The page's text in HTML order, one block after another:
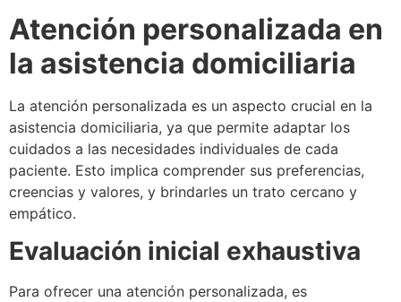
Atención personalizada en
la asistencia domiciliaria
La atención personalizada es un aspecto crucial en la
asistencia domiciliaria, ya que permite adaptar los
cuidados a las necesidades individuales de cada
paciente. Esto implica comprender sus preferencias,
creencias y valores, y brindarles un trato cercano y
empático.
Evaluación inicial exhaustiva
Para ofrecer una atención personalizada, es